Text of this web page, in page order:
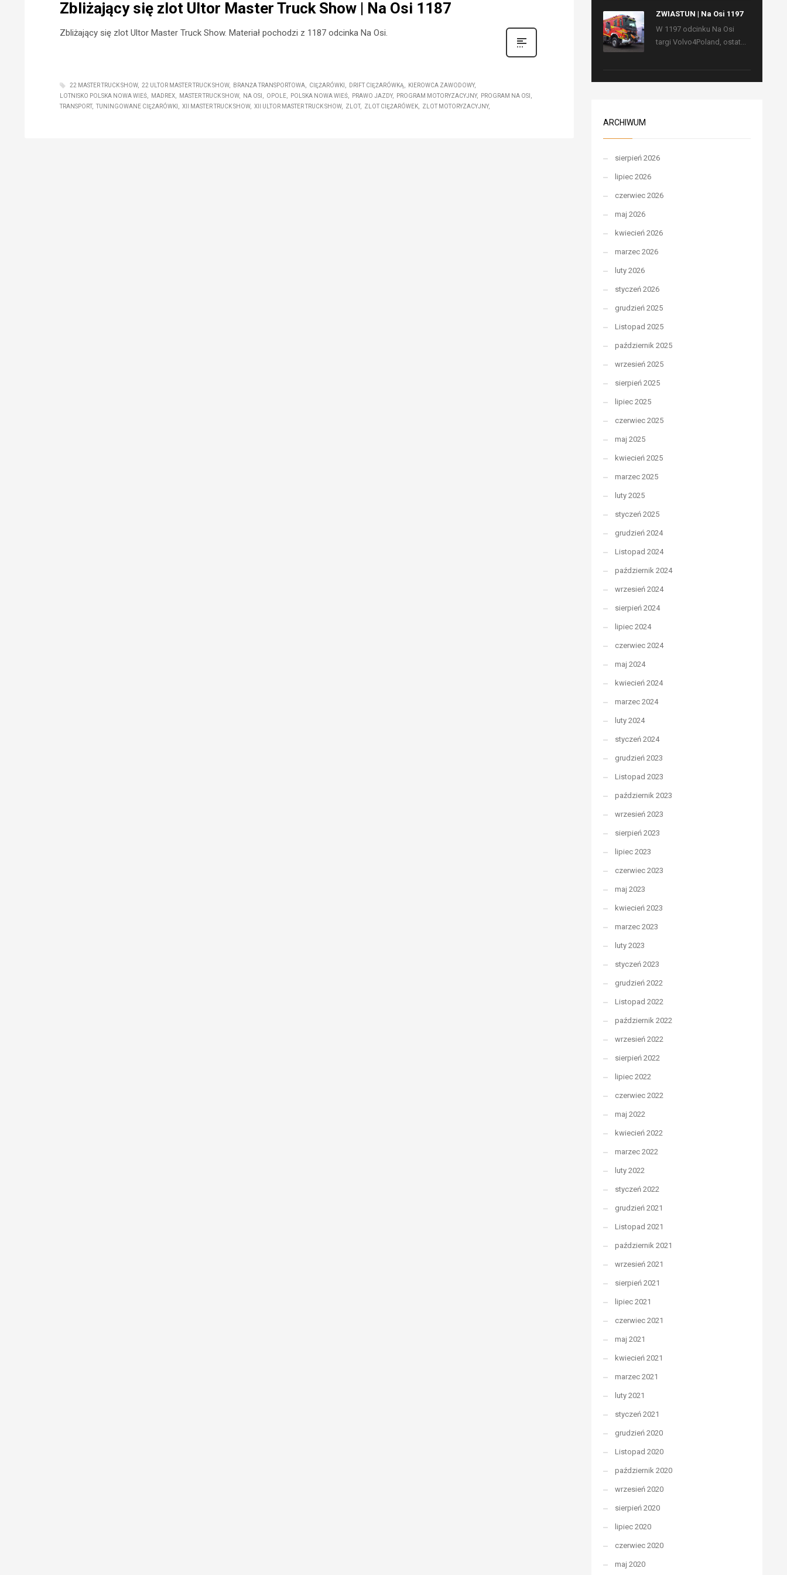
Zbliżający się zlot Ultor Master Truck Show | Na Osi 1187
Zbliżający się zlot Ultor Master Truck Show. Materiał pochodzi z 1187 odcinka Na Osi.
22 MASTER TRUCK SHOW 22 ULTOR MASTER TRUCK SHOW BRANŻA TRANSPORTOWA CIĘŻARÓWKI DRIFT CIĘŻARÓWKĄ
KIEROWCA ZAWODOWY
LOTNISKO POLSKA NOWA WIEŚ
MADREX MASTER TRUCK SHOW NA OSI OPOLE POLSKA NOWA WIEŚ PRAWO JAZDY PROGRAM MOTORYZACYJNY
PROGRAM NA OSI
TRANSPORT
TUNINGOWANE CIĘŻARÓWKI XII MASTER TRUCK SHOW XII ULTOR MASTER TRUCK SHOW ZLOT ZLOT CIĘŻARÓWEK ZLOT MOTORYZACYJNY
ZWIASTUN | Na Osi 1197
W 1197 odcinku Na Osi
targi Volvo4Poland, ostat...
ARCHIWUM
sierpień 2026
lipiec 2026
czerwiec 2026
maj 2026
kwiecień 2026
marzec 2026
luty 2026
styczeń 2026
grudzień 2025
Listopad 2025
październik 2025
wrzesień 2025
sierpień 2025
lipiec 2025
czerwiec 2025
maj 2025
kwiecień 2025
marzec 2025
luty 2025
styczeń 2025
grudzień 2024
Listopad 2024
październik 2024
wrzesień 2024
sierpień 2024
lipiec 2024
czerwiec 2024
maj 2024
kwiecień 2024
marzec 2024
luty 2024
styczeń 2024
grudzień 2023
Listopad 2023
październik 2023
wrzesień 2023
sierpień 2023
lipiec 2023
czerwiec 2023
maj 2023
kwiecień 2023
marzec 2023
luty 2023
styczeń 2023
grudzień 2022
Listopad 2022
październik 2022
wrzesień 2022
sierpień 2022
lipiec 2022
czerwiec 2022
maj 2022
kwiecień 2022
marzec 2022
luty 2022
styczeń 2022
grudzień 2021
Listopad 2021
październik 2021
wrzesień 2021
sierpień 2021
lipiec 2021
czerwiec 2021
maj 2021
kwiecień 2021
marzec 2021
luty 2021
styczeń 2021
grudzień 2020
Listopad 2020
październik 2020
wrzesień 2020
sierpień 2020
lipiec 2020
czerwiec 2020
maj 2020